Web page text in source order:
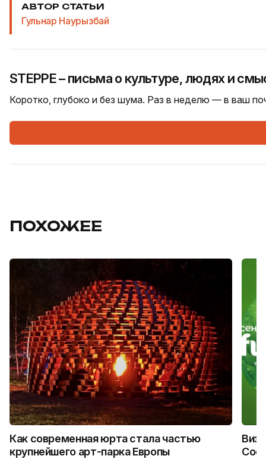
АВТОР СТАТЬИ
Гульнар Наурызбай
STEPPE – письма о культуре, людях и
Коротко, глубоко и без шума. Раз в неделю — в ваш
ПОХОЖЕЕ
Как современная юрта стала частью
крупнейшего арт-парка Европы